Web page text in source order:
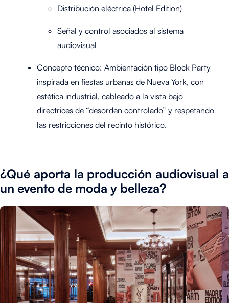
Distribución eléctrica (Hotel Edition)
Señal y control asociados al sistema
audiovisual
Concepto técnico: Ambientación tipo Block Party
inspirada en fiestas urbanas de Nueva York, con
estética industrial, cableado a la vista bajo
directrices de “desorden controlado” y respetando
las restricciones del recinto histórico.
¿Qué aporta la producción audiovisual a
un evento de moda y belleza?